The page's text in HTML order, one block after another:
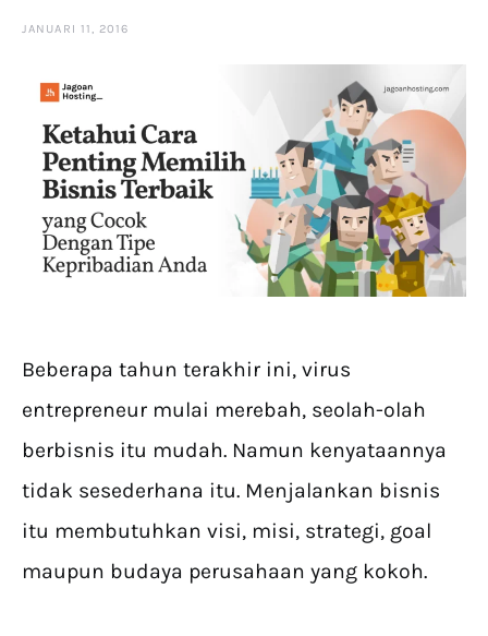
JANUARI 11, 2016
Beberapa tahun terakhir ini, virus
entrepreneur mulai merebah, seolah-olah
berbisnis itu mudah. Namun kenyataannya
tidak sesederhana itu. Menjalankan bisnis
itu membutuhkan visi, misi, strategi, goal
maupun budaya perusahaan yang kokoh.